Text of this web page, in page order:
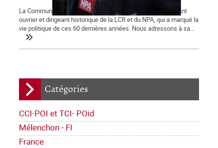
Catégories
CCI-POI et TCI- POid
Mélenchon - FI
France
La Commune tient à saluer la mémoire d'Alain Krivine, militant
ouvrier et dirigeant historique de la LCR et du NPA, qui a marqué la
vie politique de ces 60 dernières années. Nous adressons à sa...